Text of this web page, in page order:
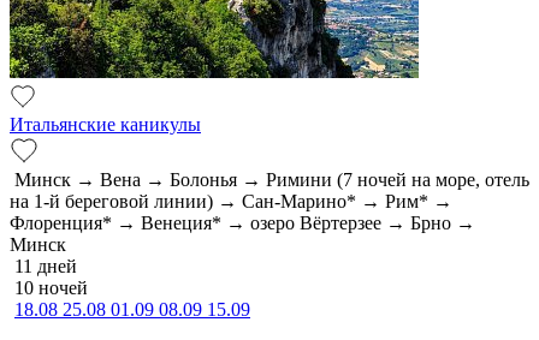
Итальянские каникулы
Минск → Вена → Болонья → Римини (7 ночей на море, отель
на 1-й береговой линии) → Сан-Марино* → Рим* →
Флоренция* → Венеция* → озеро Вёртерзее → Брно →
Минск
11 дней
10 ночей
18.08 25.08 01.09 08.09 15.09